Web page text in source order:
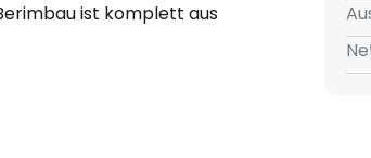
ist komplett aus
der Leuchte farbig